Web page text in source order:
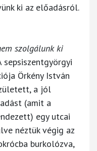
ki az előadásról.
szolgálunk ki
sepsiszentgyörgyi
Örkény István
a jól
(amit a
egy utcai
néztük végig az
burkolózva,